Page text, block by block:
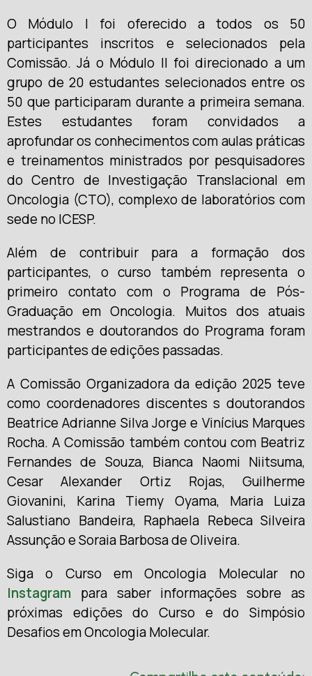
O Módulo I foi oferecido a todos os 50
participantes inscritos e selecionados pela
Comissão. Já o Módulo II foi direcionado a um
grupo de 20 estudantes selecionados entre os
50 que participaram durante a primeira semana.
Estes estudantes foram convidados a
aprofundar os conhecimentos com aulas práticas
e treinamentos ministrados por pesquisadores
do Centro de Investigação Translacional em
Oncologia (CTO), complexo de laboratórios com
sede no ICESP.
Além de contribuir para a formação dos
participantes, o curso também representa o
primeiro contato com o Programa de Pós-
Graduação em Oncologia. Muitos dos atuais
mestrandos e doutorandos do Programa foram
participantes de edições passadas.
A Comissão Organizadora da edição 2025 teve
como coordenadores discentes s doutorandos
Beatrice Adrianne Silva Jorge e Vinícius Marques
Rocha. A Comissão também contou com Beatriz
Fernandes de Souza, Bianca Naomi Niitsuma,
Cesar Alexander Ortiz Rojas, Guilherme
Giovanini, Karina Tiemy Oyama, Maria Luiza
Salustiano Bandeira, Raphaela Rebeca Silveira
Assunção e Soraia Barbosa de Oliveira.
Siga o Curso em Oncologia Molecular no
Instagram para saber informações sobre as
próximas edições do Curso e do Simpósio
Desafios em Oncologia Molecular.